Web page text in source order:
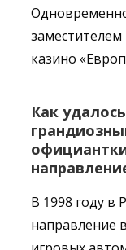
казино
Как
В 1998 году в
направление